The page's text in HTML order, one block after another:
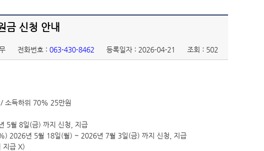
금 신청 안내
전화번호 : 063-430-8462 등록일자 : 2026-04-21 조회 : 502
소득하위 70% 25만원
5월 8일(금) 까지 신청, 지급
2026년 5월 18일(월) ~ 2026년 7월 3일(금) 까지 신청, 지급
지급 X)